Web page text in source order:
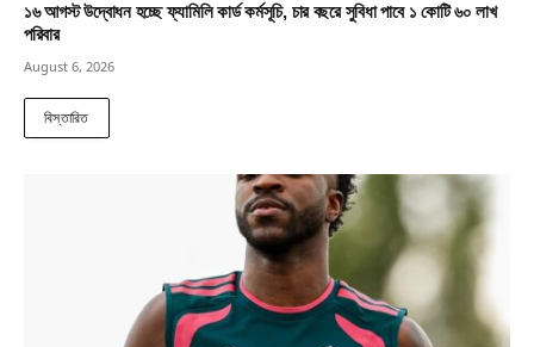
১৬ আগস্ট উদ্বোধন হচ্ছে ফ্যামিলি কার্ড কর্মসূচি, চার বছরে সুবিধা পাবে ১ কোটি ৬০ লাখ
পরিবার
August 6, 2026
বিস্তারিত